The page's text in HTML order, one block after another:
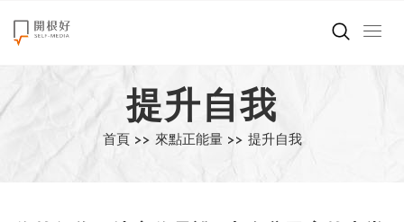
來點正能量
世界在想什麼
創造美好生活
提升自我
首頁 >> 來點正能量 >> 提升自我